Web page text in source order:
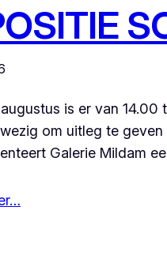
is er van 14.00
om uitleg te
Galerie Mildam